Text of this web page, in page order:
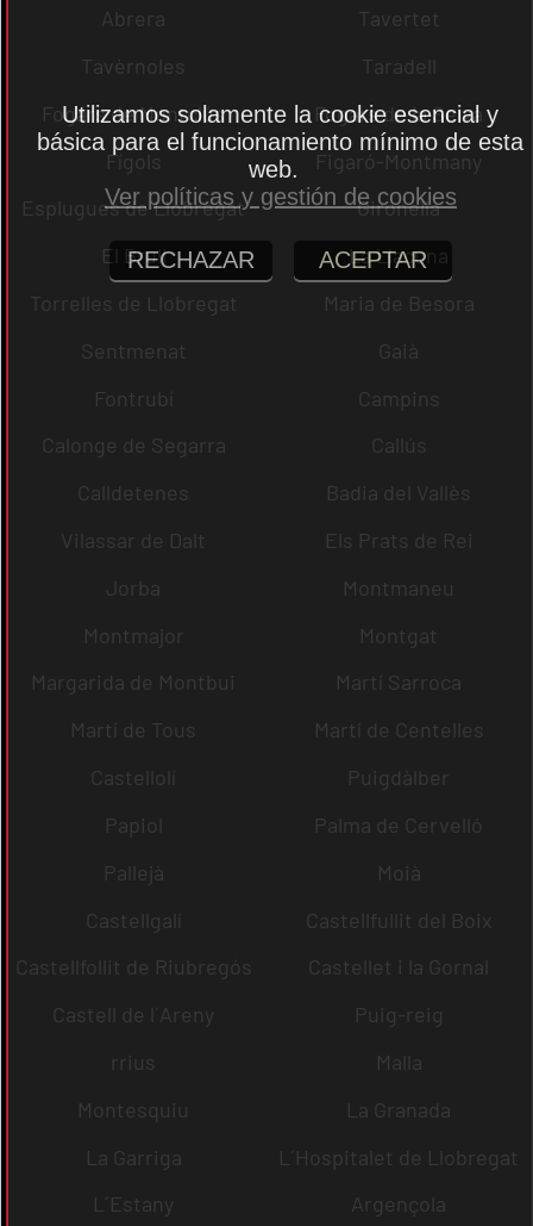
Abrera
Tavertet
Tavèrnoles
Taradell
Fogars de Montclús
Fogars de la Selva
Fígols
Figaró-Montmany
Esplugues de Llobregat
Gironella
El Brull
La Llacuna
Torrelles de Llobregat
Maria de Besora
Sentmenat
Gaià
Fontrubí
Campins
Calonge de Segarra
Callús
Calldetenes
Badia del Vallès
Vilassar de Dalt
Els Prats de Rei
Jorba
Montmaneu
Montmajor
Montgat
Margarida de Montbui
Martí Sarroca
Martí de Tous
Martí de Centelles
Castellolí
Puigdàlber
Papiol
Palma de Cervelló
Pallejà
Moià
Castellgalí
Castellfullit del Boix
Castellfollit de Riubregós
Castellet i la Gornal
Castell de l´Areny
Puig-reig
rrius
Malla
Montesquiu
La Granada
La Garriga
L´Hospitalet de Llobregat
L´Estany
Argençola
Utilizamos solamente la cookie esencial y
básica para el funcionamiento mínimo de esta
web.
Ver políticas y gestión de cookies
RECHAZAR ACEPTAR